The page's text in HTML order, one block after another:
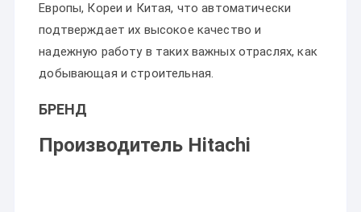
Европы, Кореи и Китая, что автоматически
подтверждает их высокое качество и
надежную работу в таких важных отраслях, как
добывающая и строительная.
БРЕНД
Производитель Hitachi